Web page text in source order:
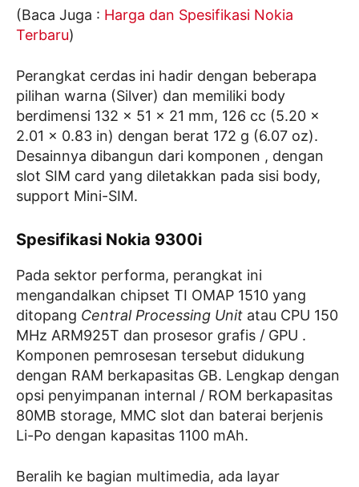
(Baca Juga : Harga dan Spesifikasi Nokia
Terbaru)
Perangkat cerdas ini hadir dengan beberapa
pilihan warna (Silver) dan memiliki body
berdimensi 132 x 51 x 21 mm, 126 cc (5.20 x
2.01 x 0.83 in) dengan berat 172 g (6.07 oz).
Desainnya dibangun dari komponen , dengan
slot SIM card yang diletakkan pada sisi body,
support Mini-SIM.
Spesifikasi Nokia 9300i
Pada sektor performa, perangkat ini
mengandalkan chipset TI OMAP 1510 yang
ditopang Central Processing Unit atau CPU 150
MHz ARM925T dan prosesor grafis / GPU .
Komponen pemrosesan tersebut didukung
dengan RAM berkapasitas GB. Lengkap dengan
opsi penyimpanan internal / ROM berkapasitas
80MB storage, MMC slot dan baterai berjenis
Li-Po dengan kapasitas 1100 mAh.
Beralih ke bagian multimedia, ada layar